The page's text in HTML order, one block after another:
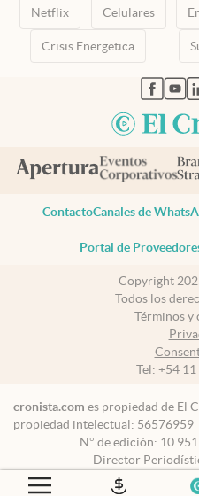
Netflix Celulares
Crisis Energetica
abre
ContactoCanales de
Portal de
Copyright
Todos los
Términos y
Tel: +54
cronista.com es propiedad de El
propiedad intelectual: 56576959
N° de edición:
Director